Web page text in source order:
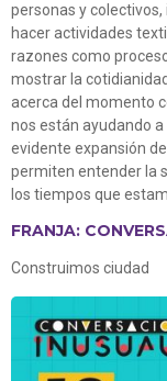
personas y
hacer actividades
razones como
mostrar la
acerca del momento
nos están ayudando
evidente expansión
permiten entender la
los tiempos que
FRANJA:
Construimos ciudad